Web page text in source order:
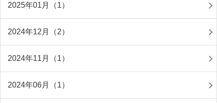
2025年01月（1）
2024年12月（2）
2024年11月（1）
2024年06月（1）